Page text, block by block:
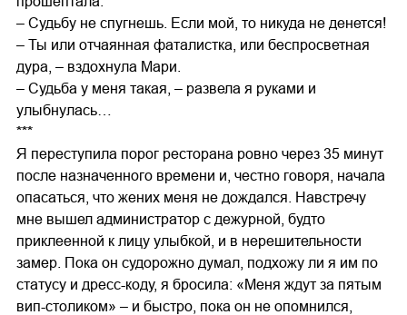
– Судьбу не спугнешь. Если мой, то никуда не денется!
– Ты или отчаянная фаталистка, или беспросветная
дура, – вздохнула Мари.
– Судьба у меня такая, – развела я руками и
улыбнулась…
***
Я переступила порог ресторана ровно через 35 минут
после назначенного времени и, честно говоря, начала
опасаться, что жених меня не дождался. Навстречу
мне вышел администратор с дежурной, будто
приклеенной к лицу улыбкой, и в нерешительности
замер. Пока он судорожно думал, подхожу ли я им по
статусу и дресс-коду, я бросила: «Меня ждут за пятым
вип-столиком» – и быстро, пока он не опомнился,